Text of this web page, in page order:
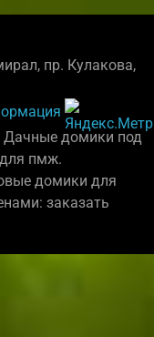
пр. Кулакова,
Дачные домики под
пмж.
домики для
заказать